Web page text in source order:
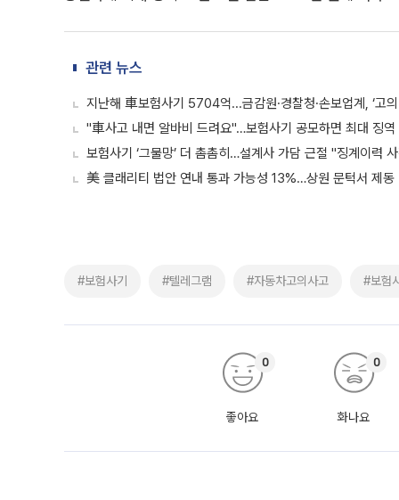
관련 뉴스
지난해 車보험사기 5704억...금감원·경찰청·손보업계, ‘고
"車사고 내면 알바비 드려요"…보험사기 공모하면 최대 징역
보험사기 ‘그물망’ 더 촘촘히…설계사 가담 근절 "징계이력
美 클래리티 법안 연내 통과 가능성 13%…상원 문턱서 제동
#보험사기 #텔레그램 #자동차고의사고 #보험
좋아요
0
화나요
0